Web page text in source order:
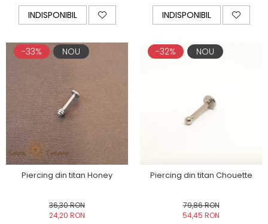
INDISPONIBIL INDISPONIBIL
-33% NOU
Piercing din titan Honey
36,30 RON
24,20 RON
-32% NOU
Piercing din titan Chouette
79,86 RON
54,45 RON